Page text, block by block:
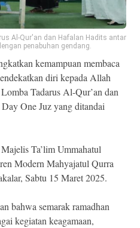
Al-Qur'an dan Hafalan Hadits antar
penabuhan gendang.
kemampuan membaca
diri kepada Allah
Tadarus Al-Qur’an dan
One Juz yang ditandai
Ta’lim Ummahatul
Modern Mahyajatul Qurra
Sabtu 15 Maret 2025.
bahwa semarak ramadhan
kegiatan keagamaan,